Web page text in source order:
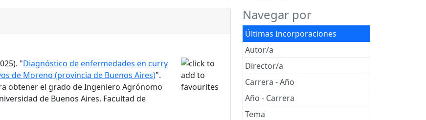
Navegar por
Últimas Incorporaciones
Autor/a
Director/a
Carrera - Año
Año - Carrera
Tema
"Diagnóstico de enfermedades en curry
de Moreno (provincia de Buenos Aires)".
obtener el grado de Ingeniero Agrónomo
de Buenos Aires. Facultad de